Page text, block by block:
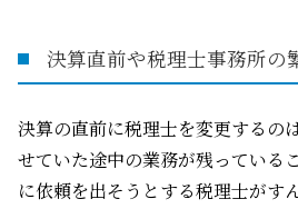
決算直前や税理士事務所の
決算の直前に税理士を変更するの
せていた途中の業務が残っている
に依頼を出そうとする税理士がす